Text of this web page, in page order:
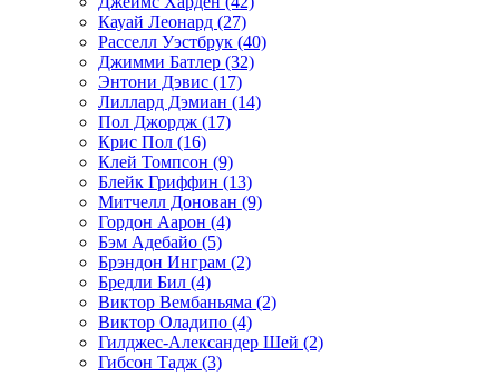
Кауай Леонард (27)
Расселл Уэстбрук (40)
Джимми Батлер (32)
Энтони Дэвис (17)
Лиллард Дэмиан (14)
Пол Джордж (17)
Крис Пол (16)
Клей Томпсон (9)
Блейк Гриффин (13)
Митчелл Донован (9)
Гордон Аарон (4)
Бэм Адебайо (5)
Брэндон Инграм (2)
Бредли Бил (4)
Виктор Вембаньяма (2)
Виктор Оладипо (4)
Гилджес-Александер Шей (2)
Гибсон Тадж (3)